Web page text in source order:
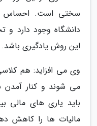
سختی است. احساس
دانشگاه وجود دارد و
این روش یادگیری باشد.
وی می افزاید: هم
می شوند و کنار
باید یاری های مالی
مالیات ها را کاهش